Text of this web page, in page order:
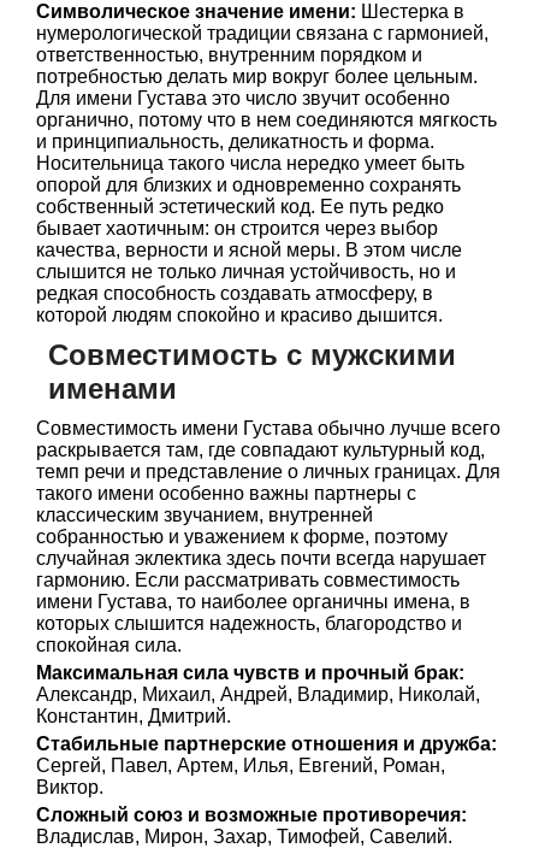
Символическое значение имени: Шестерка в
нумерологической традиции связана с гармонией,
ответственностью, внутренним порядком и
потребностью делать мир вокруг более цельным.
Для имени Густава это число звучит особенно
органично, потому что в нем соединяются мягкость
и принципиальность, деликатность и форма.
Носительница такого числа нередко умеет быть
опорой для близких и одновременно сохранять
собственный эстетический код. Ее путь редко
бывает хаотичным: он строится через выбор
качества, верности и ясной меры. В этом числе
слышится не только личная устойчивость, но и
редкая способность создавать атмосферу, в
которой людям спокойно и красиво дышится.
Совместимость с мужскими
именами
Совместимость имени Густава обычно лучше всего
раскрывается там, где совпадают культурный код,
темп речи и представление о личных границах. Для
такого имени особенно важны партнеры с
классическим звучанием, внутренней
собранностью и уважением к форме, поэтому
случайная эклектика здесь почти всегда нарушает
гармонию. Если рассматривать совместимость
имени Густава, то наиболее органичны имена, в
которых слышится надежность, благородство и
спокойная сила.
Максимальная сила чувств и прочный брак:
Александр, Михаил, Андрей, Владимир, Николай,
Константин, Дмитрий.
Стабильные партнерские отношения и дружба:
Сергей, Павел, Артем, Илья, Евгений, Роман,
Виктор.
Сложный союз и возможные противоречия:
Владислав, Мирон, Захар, Тимофей, Савелий.